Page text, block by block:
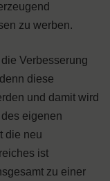
zu werben.
Verbesserung
diese
und damit wird
eigenen
die neu
ist
zu einer